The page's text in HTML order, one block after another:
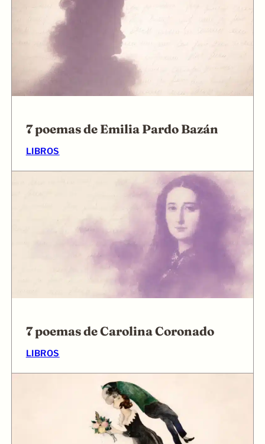
7 poemas de Emilia Pardo Bazán
LIBROS
7 poemas de Carolina Coronado
LIBROS